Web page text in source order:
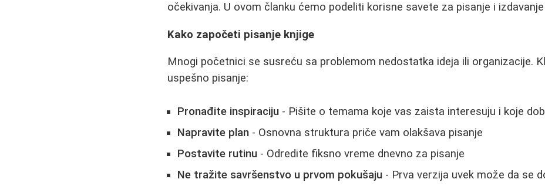
očekivanja. U ovom članku ćemo podeliti korisne savete za pisanje i izdavanje
Kako započeti pisanje knjige
Mnogi početnici se susreću sa problemom nedostatka ideja ili organizacije.
uspešno pisanje:
Pronađite inspiraciju - Pišite o temama koje vas zaista interesuju i koje
Napravite plan - Osnovna struktura priče vam olakšava pisanje
Postavite rutinu - Odredite fiksno vreme dnevno za pisanje
Ne tražite savršenstvo u prvom pokušaju - Prva verzija uvek može da se